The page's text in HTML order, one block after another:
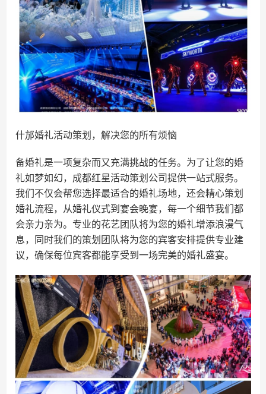
什邡婚礼活动策划，解决您的所有烦恼
备婚礼是一项复杂而又充满挑战的任务。为了让您的婚
礼如梦如幻，成都红星活动策划公司提供一站式服务。
我们不仅会帮您选择最适合的婚礼场地，还会精心策划
婚礼流程，从婚礼仪式到宴会晚宴，每一个细节我们都
会亲力亲为。专业的花艺团队将为您的婚礼增添浪漫气
息，同时我们的策划团队将为您的宾客安排提供专业建
议，确保每位宾客都能享受到一场完美的婚礼盛宴。